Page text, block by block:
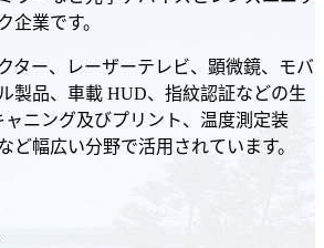
企業です。
ター、レーザーテレビ、顕微鏡、モバ
製品、車載 HUD、指紋認証などの生
ニング及びプリント、温度測定装
ど幅広い分野で活用されています。